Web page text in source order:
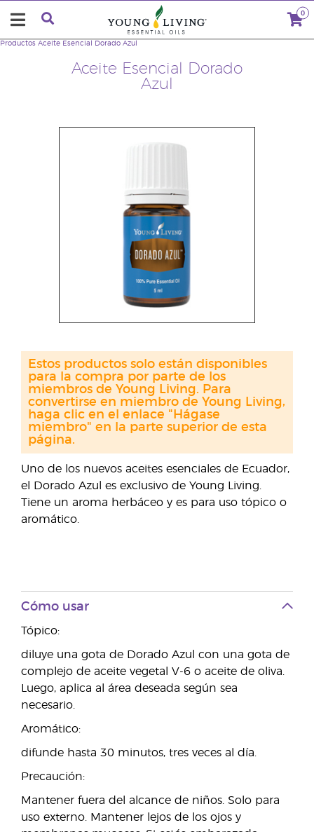
0
Aceite Esencial Dorado
Azul
Productos Aceite Esencial Dorado Azul
Uno de los nuevos aceites esenciales de Ecuador,
el Dorado Azul es exclusivo de Young Living.
Tiene un aroma herbáceo y es para uso tópico o
aromático.
Estos productos solo están disponibles
para la compra por parte de los
miembros de Young Living. Para
convertirse en miembro de Young Living,
haga clic en el enlace "Hágase
miembro" en la parte superior de esta
página.
Cómo usar
Tópico:
diluye una gota de Dorado Azul con una gota de
complejo de aceite vegetal V-6 o aceite de oliva.
Luego, aplica al área deseada según sea
necesario.
Aromático:
difunde hasta 30 minutos, tres veces al día.
Precaución:
Mantener fuera del alcance de niños. Solo para
uso externo. Mantener lejos de los ojos y